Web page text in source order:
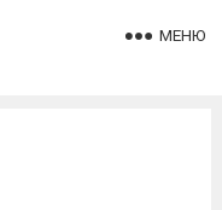
МЕНЮ